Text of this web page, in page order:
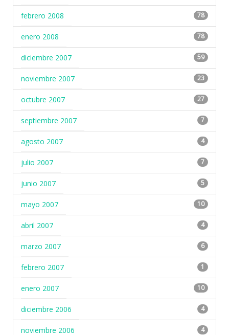
febrero 2008 78
enero 2008 78
diciembre 2007 59
noviembre 2007 23
octubre 2007 27
septiembre 2007 7
agosto 2007 4
julio 2007 7
junio 2007 5
mayo 2007 10
abril 2007 4
marzo 2007 6
febrero 2007 1
enero 2007 10
diciembre 2006 4
noviembre 2006 4